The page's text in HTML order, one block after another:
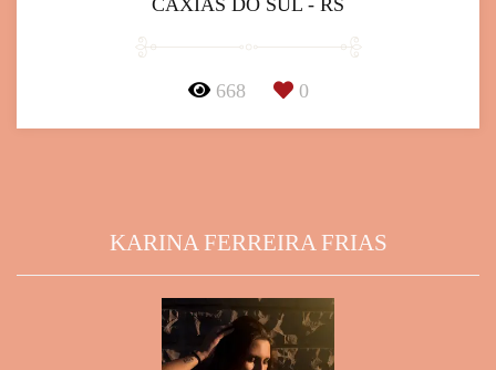
668 0
KARINA FERREIRA FRIAS